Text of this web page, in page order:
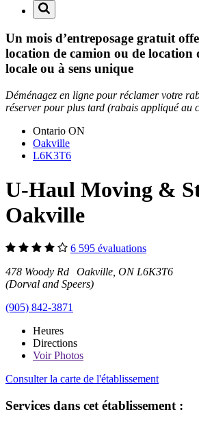
Un mois d’entreposage gratuit
location de camion ou de location
locale ou à sens unique
Déménagez en ligne pour réclamer votre
réserver pour plus tard (rabais appliqué au
Ontario ON
Oakville
L6K3T6
U-Haul Moving &
Oakville
6 595 évaluations
478 Woody Rd Oakville, ON L6K3T6
(Dorval and Speers)
(905) 842-3871
Heures
Directions
VoirPhotos
Consulter la carte de l'établissement
Services dans cet établissement :